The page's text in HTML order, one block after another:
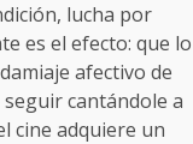
lucha por
es el efecto: que lo
afectivo de
cantándole a
cine adquiere un